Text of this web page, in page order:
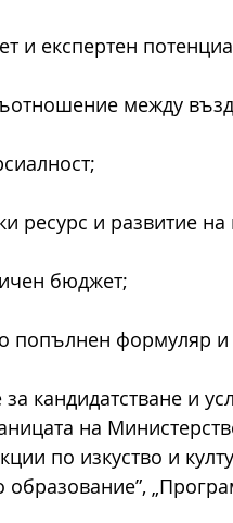
и експертен
съотношение между
ресурс и развитие
бюджет;
попълнен
кандидатстване и
на
по изкуство и
образование”,